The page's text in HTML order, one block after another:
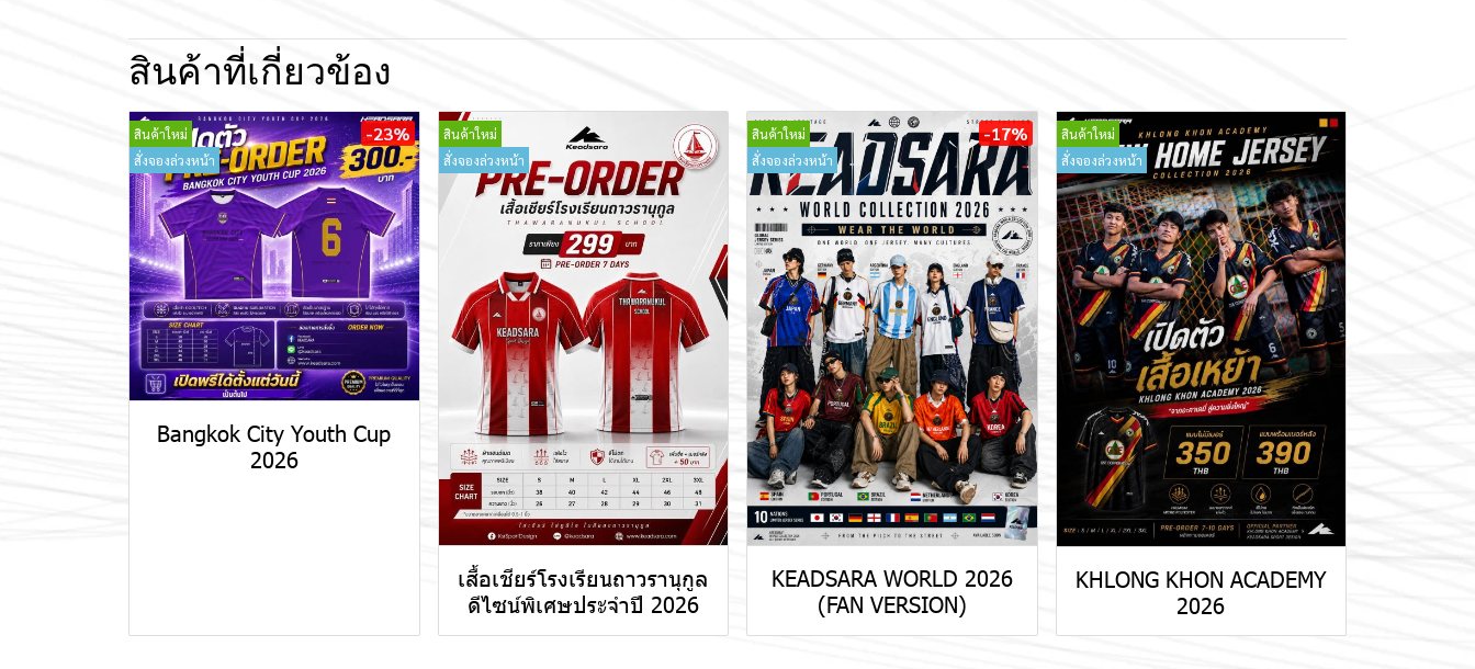
สินค้าที่เกี่ยวข้อง
สินค้าใหม่
สั่งจองล่วงหน้า
-23%
Bangkok City Youth Cup
2026
สินค้าใหม่
สั่งจองล่วงหน้า
เสื้อเชียร์โรงเรียนถาวรานุกูล
ดีไซน์พิเศษประจำปี 2026
สินค้าใหม่
สั่งจองล่วงหน้า
-17%
KEADSARA WORLD 2026
(FAN VERSION)
สินค้าใหม่
สั่งจองล่วงหน้า
KHLONG KHON ACADEMY
2026